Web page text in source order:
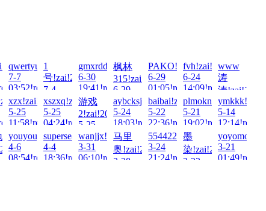
qwertyuioppoiuy!zai!2026-
7-7
03:52!read!
1
号!zai!2026-
7-4
16:29!read!
gmxrdd!zai!2026-
6-30
19:41!read!
枫林
315!zai!2026-
6-29
19:38!read!
PAKO!zai!2026-
6-29
01:05!read!
fvh!zai!2026-
6-24
14:09!read!
www
涛
涛!zai!2026-
6-24
06:57!read!
xzx!zai!2026-
5-25
11:58!read!
xszxq!zai!2026-
5-25
04:24!read!
游戏
2!zai!2026-
5-25
00:56!read!
aybcksj!zai!2026-
5-24
18:03!read!
baibai!zai!2026-
5-22
22:36!read!
plmokn!zai!2026-
5-21
19:02!read!
5-14
12:14!read!
youyouyou!zai!2026-
4-6
08:54!read!
superseal233!zai!2026-
4-4
18:36!read!
wanjjx!zai!2026-
3-31
06:10!read!
马里
奥!zai!2026-
3-28
554422!zai!2026-
3-24
21:24!read!
墨
染!zai!2026-
3-23
3-21
01:49!read!